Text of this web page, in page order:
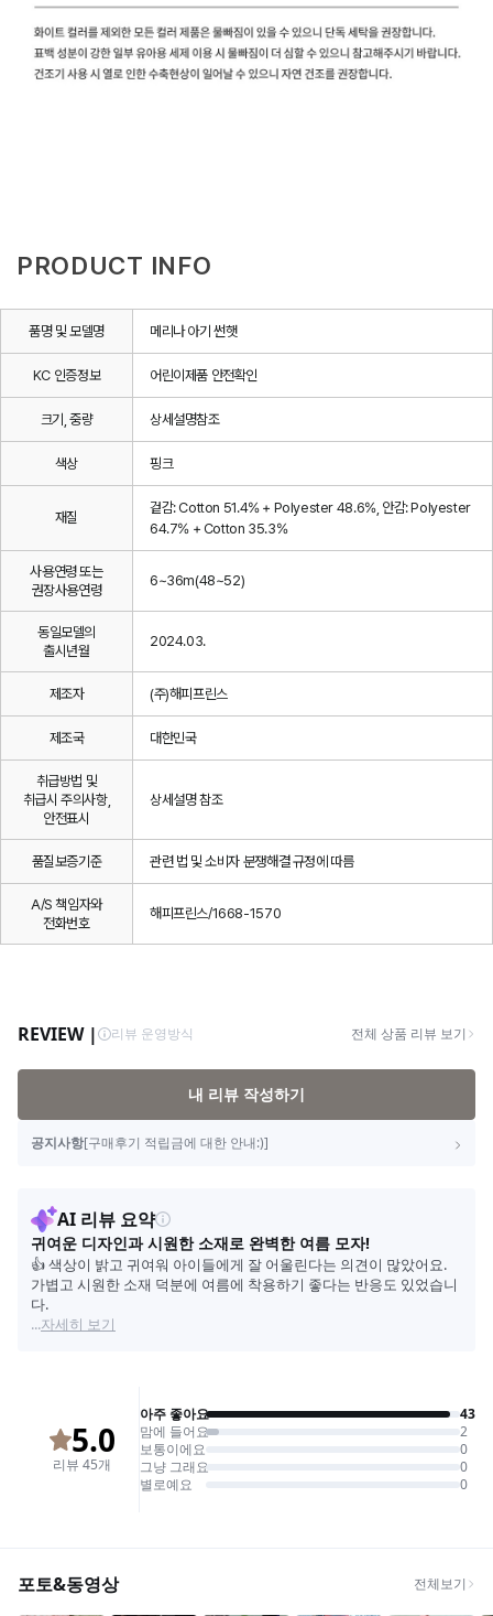
PRODUCT INFO
품명 및 모델명 메리나 아기 썬햇
KC 인증정보 어린이제품 안전확인
크기, 중량 상세설명참조
색상 핑크
재질
겉감: Cotton 51.4% + Polyester 48.6%, 안감: Polyester
64.7% + Cotton 35.3%
사용연령 또는
권장사용연령
6~36m(48~52)
동일모델의
출시년월
2024.03.
제조자 (주)해피프린스
제조국 대한민국
취급방법 및
취급시 주의사항,
안전표시
상세설명 참조
품질보증기준 관련 법 및 소비자 분쟁해결 규정에 따름
A/S 책임자와
전화번호
해피프린스/1668-1570